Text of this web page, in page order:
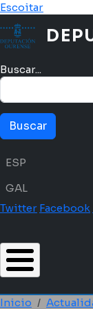
Ir o contido
Escoitar
Buscar...
Menú idioma
ESP
GAL
Twitter Facebook
Inicio